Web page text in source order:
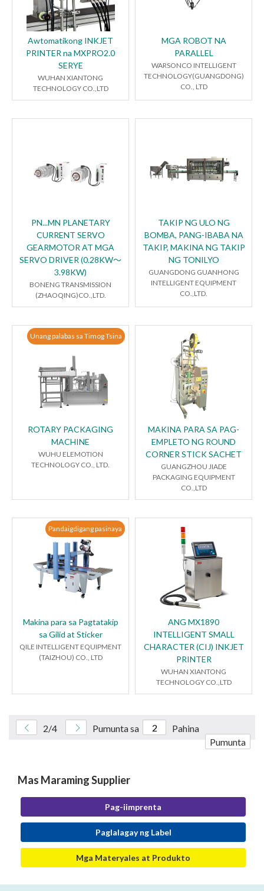
Awtomatikong INKJET
PRINTER na MXPRO2.0
SERYE
WUHAN XIANTONG
TECHNOLOGY CO.,LTD
MGA ROBOT NA
PARALLEL
WARSONCO INTELLIGENT
TECHNOLOGY(GUANGDONG)
CO., LTD
PN...MN PLANETARY
CURRENT SERVO
GEARMOTOR AT MGA
SERVO DRIVER (0.28KW～
3.98KW)
BONENG TRANSMISSION
(ZHAOQING)CO.,LTD.
TAKIP NG ULO NG
BOMBA, PANG-IBABA NA
TAKIP, MAKINA NG TAKIP
NG TONILYO
GUANGDONG GUANHONG
INTELLIGENT EQUIPMENT
CO.,LTD.
Unang palabas sa Timog Tsina
ROTARY PACKAGING
MACHINE
WUHU ELEMOTION
TECHNOLOGY CO., LTD.
MAKINA PARA SA PAG-
EMPLETO NG ROUND
CORNER STICK SACHET
GUANGZHOU JIADE
PACKAGING EQUIPMENT
CO.,LTD
Pandaigdigang pasinaya
Makina para sa Pagtatakip
sa Gilid at Sticker
QILE INTELLIGENT EQUIPMENT
(TAIZHOU) CO., LTD
ANG MX1890
INTELLIGENT SMALL
CHARACTER (CIJ) INKJET
PRINTER
WUHAN XIANTONG
TECHNOLOGY CO.,LTD
2/4 Pumunta sa
Pahina
Pumunta
Mas Maraming Supplier
Pag-iimprenta
Paglalagay ng Label
Mga Materyales at Produkto